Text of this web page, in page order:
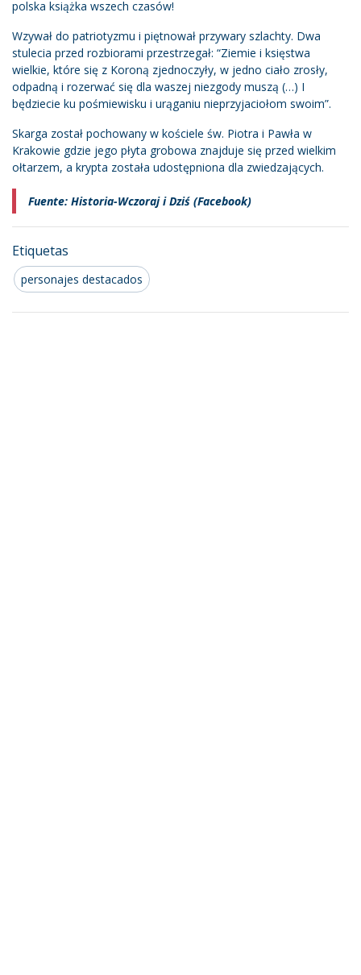
polska książka wszech czasów!
Wzywał do patriotyzmu i piętnował przywary szlachty. Dwa
stulecia przed rozbiorami przestrzegał: “Ziemie i księstwa
wielkie, które się z Koroną zjednoczyły, w jedno ciało zrosły,
odpadną i rozerwać się dla waszej niezgody muszą (…) I
będziecie ku pośmiewisku i urąganiu nieprzyjaciołom swoim”.
Skarga został pochowany w kościele św. Piotra i Pawła w
Krakowie gdzie jego płyta grobowa znajduje się przed wielkim
ołtarzem, a krypta została udostępniona dla zwiedzających.
Fuente: Historia-Wczoraj i Dziś (Facebook)
Etiquetas
personajes destacados